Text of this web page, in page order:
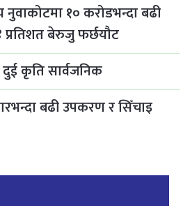
नुवाकोटमा १० करोडभन्दा बढी
बेरुजु फर्छयौट
कृति सार्वजनिक
बढी उपकरण र सिँचाइ